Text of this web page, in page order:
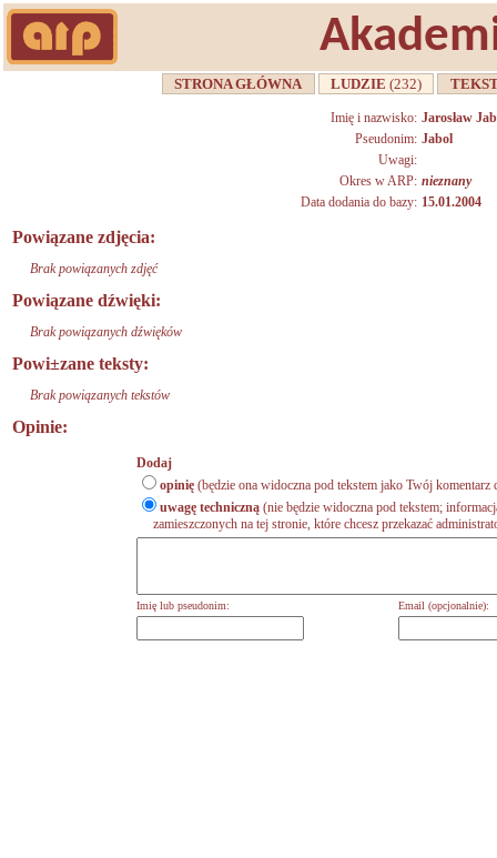
STRONA GŁÓWNA LUDZIE(232)
Imię i nazwisko: Jarosław
Pseudonim: Jabol
Uwagi:
Okres w ARP: nieznany
Data dodania do bazy: 15.01.2004
Powiązane zdjęcia:
Brak powiązanych zdjęć
Powiązane dźwięki:
Brak powiązanych dźwięków
Powi±zane teksty:
Brak powiązanych tekstów
Opinie:
Dodaj
opinię (będzie ona widoczna pod tekstem jako Twój komentarz
uwagę techniczną (nie będzie widoczna pod tekstem;
zamieszczonych na tej stronie, które chcesz przekazać
Imię lub pseudonim: Email (opcjonalnie):